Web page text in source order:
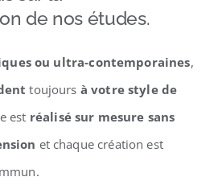
de nos études.
ou ultra-contemporaines,
toujours à votre style de
est réalisé sur mesure sans
et chaque création est